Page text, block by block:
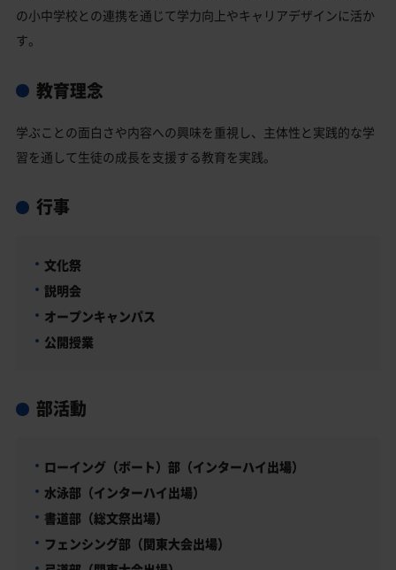
の小中学校との連携を通じて学力向上やキャリアデザインに活か
す。
教育理念
学ぶことの面白さや内容への興味を重視し、主体性と実践的な学
習を通して生徒の成長を支援する教育を実践。
行事
文化祭
説明会
オープンキャンパス
公開授業
部活動
ローイング（ボート）部（インターハイ出場）
水泳部（インターハイ出場）
書道部（総文祭出場）
フェンシング部（関東大会出場）